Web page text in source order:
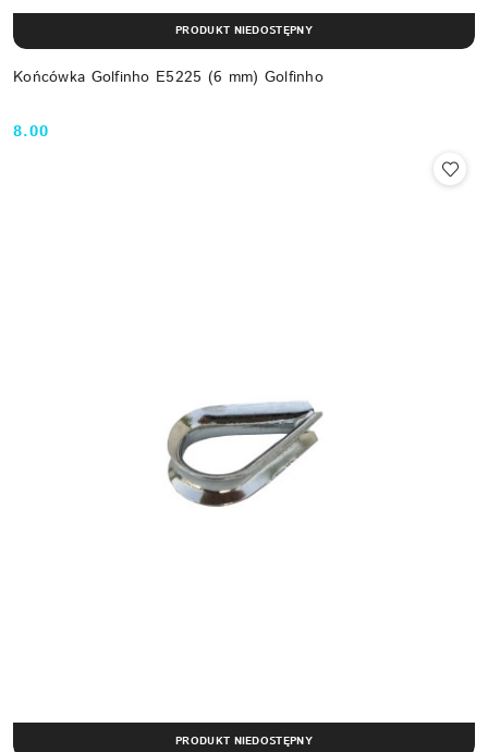
Końcówka Golfinho E5225 (6 mm) Golfinho
Cena:
8.00
PRODUKT NIEDOSTĘPNY
PRODUKT NIEDOSTĘPNY